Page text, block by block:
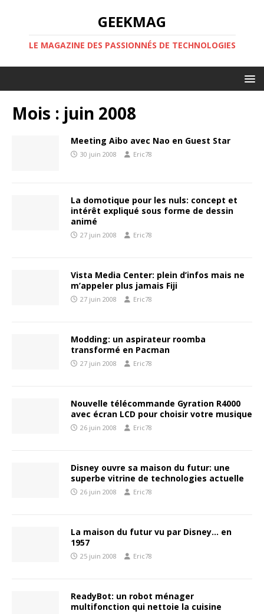
GEEKMAG
LE MAGAZINE DES PASSIONNÉS DE TECHNOLOGIES
Mois : juin 2008
Meeting Aibo avec Nao en Guest Star
30 juin 2008 Eric78
La domotique pour les nuls: concept et
intérêt expliqué sous forme de dessin
animé
27 juin 2008 Eric78
Vista Media Center: plein d’infos mais ne
m’appeler plus jamais Fiji
27 juin 2008 Eric78
Modding: un aspirateur roomba
transformé en Pacman
27 juin 2008 Eric78
Nouvelle télécommande Gyration R4000
avec écran LCD pour choisir votre musique
26 juin 2008 Eric78
Disney ouvre sa maison du futur: une
superbe vitrine de technologies actuelle
26 juin 2008 Eric78
La maison du futur vu par Disney… en
1957
25 juin 2008 Eric78
ReadyBot: un robot ménager
multifonction qui nettoie la cuisine